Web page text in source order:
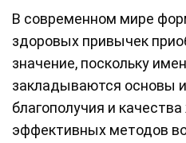
В современном мире
здоровых привычек
значение, поскольку
закладываются основы
благополучия и
эффективных методов